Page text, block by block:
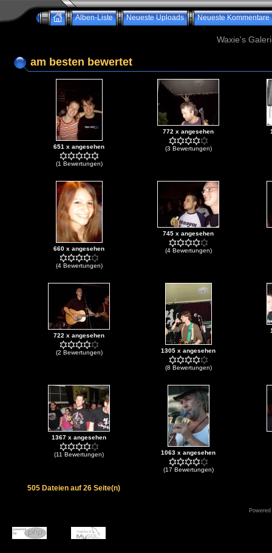
Alben-Liste Neueste Uploads Neueste Kommentare
Waxie's
am besten bewertet
651 x angesehen
(1 Bewertungen)
772 x angesehen
(3 Bewertungen)
660 x angesehen
(4 Bewertungen)
745 x angesehen
(4 Bewertungen)
722 x angesehen
(2 Bewertungen) 1305 x angesehen
(8 Bewertungen)
1367 x angesehen
(11 Bewertungen) 1063 x angesehen
(17 Bewertungen)
505 Dateien auf 26 Seite(n)